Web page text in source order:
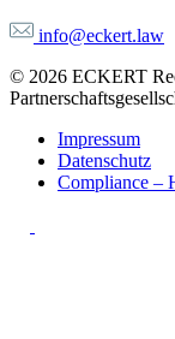
info@eckert.law
© 2026 ECKERT
Impressum
Datenschutz
Compliance –